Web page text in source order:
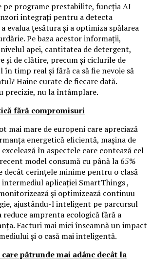
pe programe prestabilite, funcția AI
integrați pentru a detecta
evalua țesătura și a optimiza spălarea
Pe baza acestor informații,
apei, cantitatea de detergent,
și de clătire, precum și ciclurile de
timp real și fără ca să fie nevoie să
Haine curate de fiecare dată.
precizie, nu la întâmplare.
fără compromisuri
mai mare de europeni care apreciază
energetică eficientă, mașina de
în aspectele care contează cel
model consumă cu până la 65%
decât cerințele minime pentru o clasă
aplicației SmartThings ,
și optimizează continuu
ajustându-l inteligent pe parcursul
amprenta ecologică fără a
Facturi mai mici înseamnă un impact
și o casă mai inteligentă.
pătrunde mai adânc decât la